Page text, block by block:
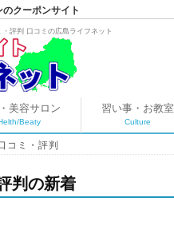
のクーポンサイト
評判 口コミの広島ライフネット
美容サロン
Beaty
習い事・お教室
Culture
コミ・評判
判の新着